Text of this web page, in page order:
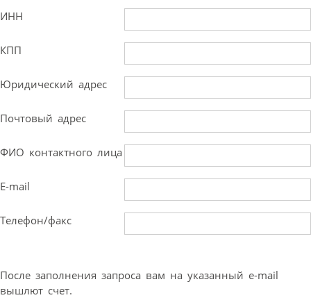
ИНН
КПП
Юридический адрес
Почтовый адрес
ФИО контактного лица
E-mail
Телефон/факс
После заполнения запроса вам на указанный e-mail
вышлют счет.